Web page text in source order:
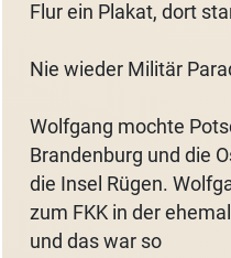
Flur ein Plakat, dort
Nie wieder Militär
Wolfgang mochte
Brandenburg und die
die Insel Rügen.
zum FKK in der
und das war so